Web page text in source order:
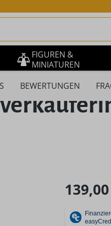
FIGUREN &
MINIATUREN
BEWERTUNGEN
Regulärer